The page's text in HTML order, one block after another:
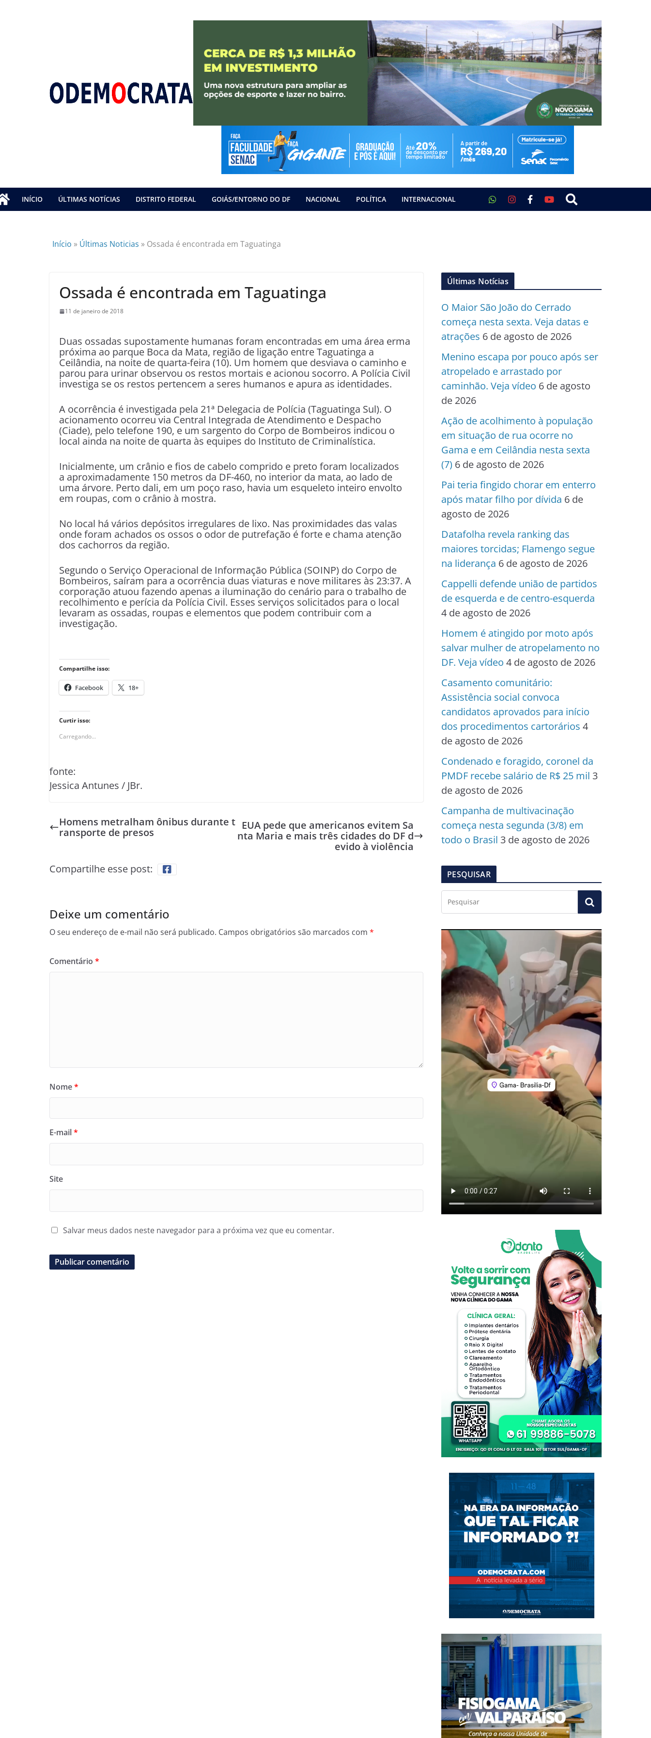
INÍCIO ÚLTIMAS NOTÍCIAS DISTRITO FEDERAL GOIÁS/ENTORNO DO DF NACIONAL POLÍTICA INTERNACIONAL
Início » Últimas Noticias » Ossada é encontrada em Taguatinga
Ossada é encontrada em Taguatinga
11 de janeiro de 2018
Duas ossadas supostamente humanas foram encontradas em uma área erma
próxima ao parque Boca da Mata, região de ligação entre Taguatinga a
Ceilândia, na noite de quarta-feira (10). Um homem que desviava o caminho e
parou para urinar observou os restos mortais e acionou socorro. A Polícia Civil
investiga se os restos pertencem a seres humanos e apura as identidades.
A ocorrência é investigada pela 21ª Delegacia de Polícia (Taguatinga Sul). O
acionamento ocorreu via Central Integrada de Atendimento e Despacho
(Ciade), pelo telefone 190, e um sargento do Corpo de Bombeiros indicou o
local ainda na noite de quarta às equipes do Instituto de Criminalística.
Inicialmente, um crânio e fios de cabelo comprido e preto foram localizados
a aproximadamente 150 metros da DF-460, no interior da mata, ao lado de
uma árvore. Perto dali, em um poço raso, havia um esqueleto inteiro envolto
em roupas, com o crânio à mostra.
No local há vários depósitos irregulares de lixo. Nas proximidades das valas
onde foram achados os ossos o odor de putrefação é forte e chama atenção
dos cachorros da região.
Segundo o Serviço Operacional de Informação Pública (SOINP) do Corpo de
Bombeiros, saíram para a ocorrência duas viaturas e nove militares às 23:37. A
corporação atuou fazendo apenas a iluminação do cenário para o trabalho de
recolhimento e perícia da Polícia Civil. Esses serviços solicitados para o local
levaram as ossadas, roupas e elementos que podem contribuir com a
investigação.
Compartilhe isso:
Facebook 18+
Curtir isso:
Carregando...
fonte:
Jessica Antunes / JBr.
Homens metralham ônibus durante t
ransporte de presos
EUA pede que americanos evitem Sa
nta Maria e mais três cidades do DF d
evido à violência
Compartilhe esse post:
Deixe um comentário
O seu endereço de e-mail não será publicado. Campos obrigatórios são marcados com *
Comentário *
Nome*
E-mail*
Site
Salvar meus dados neste navegador para a próxima vez que eu comentar.
Últimas Notícias
O Maior São João do Cerrado
começa nesta sexta. Veja datas e
atrações 6 de agosto de 2026
Menino escapa por pouco após ser
atropelado e arrastado por
caminhão. Veja vídeo 6 de agosto
de 2026
Ação de acolhimento à população
em situação de rua ocorre no
Gama e em Ceilândia nesta sexta
(7) 6 de agosto de 2026
Pai teria fingido chorar em enterro
após matar filho por dívida 6 de
agosto de 2026
Datafolha revela ranking das
maiores torcidas; Flamengo segue
na liderança 6 de agosto de 2026
Cappelli defende união de partidos
de esquerda e de centro-esquerda
4 de agosto de 2026
Homem é atingido por moto após
salvar mulher de atropelamento no
DF. Veja vídeo 4 de agosto de 2026
Casamento comunitário:
Assistência social convoca
candidatos aprovados para início
dos procedimentos cartorários 4
de agosto de 2026
Condenado e foragido, coronel da
PMDF recebe salário de R$ 25 mil 3
de agosto de 2026
Campanha de multivacinação
começa nesta segunda (3/8) em
todo o Brasil 3 de agosto de 2026
PESQUISAR